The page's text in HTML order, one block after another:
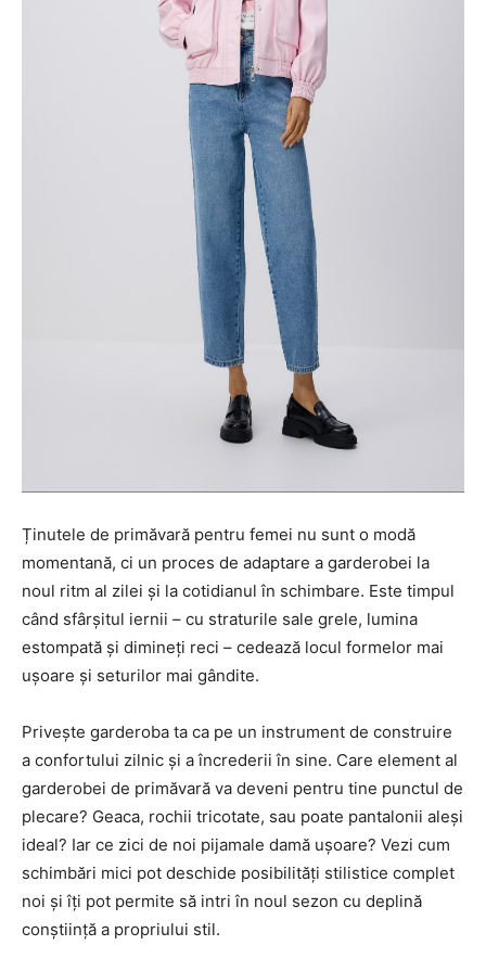
Ținutele de primăvară pentru femei nu sunt o modă
momentană, ci un proces de adaptare a garderobei la
noul ritm al zilei și la cotidianul în schimbare. Este timpul
când sfârșitul iernii – cu straturile sale grele, lumina
estompată și dimineți reci – cedează locul formelor mai
ușoare și seturilor mai gândite.
Privește garderoba ta ca pe un instrument de construire
a confortului zilnic și a încrederii în sine. Care element al
garderobei de primăvară va deveni pentru tine punctul de
plecare? Geaca, rochii tricotate, sau poate pantalonii aleși
ideal? Iar ce zici de noi pijamale damă ușoare? Vezi cum
schimbări mici pot deschide posibilități stilistice complet
noi și îți pot permite să intri în noul sezon cu deplină
conștiință a propriului stil.